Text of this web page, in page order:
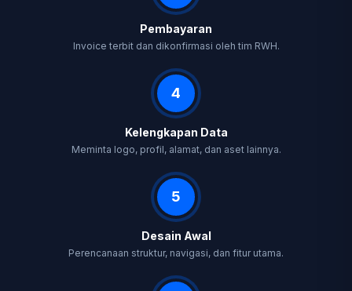
Pembayaran
Invoice terbit dan dikonfirmasi oleh tim RWH.
4
Kelengkapan Data
Meminta logo, profil, alamat, dan aset lainnya.
5
Desain Awal
Perencanaan struktur, navigasi, dan fitur utama.